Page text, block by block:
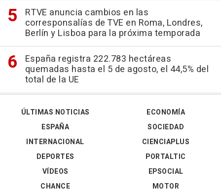
RTVE anuncia cambios en las
corresponsalías de TVE en Roma, Londres,
Berlín y Lisboa para la próxima temporada
España registra 222.783 hectáreas
quemadas hasta el 5 de agosto, el 44,5% del
total de la UE
ÚLTIMAS NOTICIAS
ESPAÑA
INTERNACIONAL
DEPORTES
VÍDEOS
ECONOMÍA
SOCIEDAD
CIENCIAPLUS
PORTALTIC
EPSOCIAL
CHANCE
MOTOR